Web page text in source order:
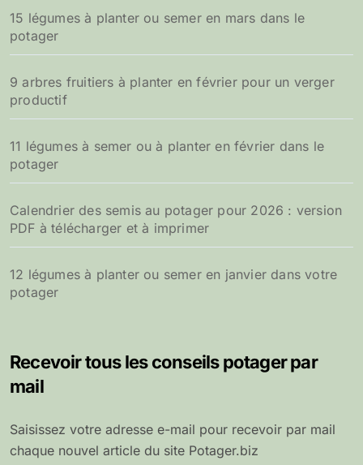
15 légumes à planter ou semer en mars dans le
potager
9 arbres fruitiers à planter en février pour un verger
productif
11 légumes à semer ou à planter en février dans le
potager
Calendrier des semis au potager pour 2026 : version
PDF à télécharger et à imprimer
12 légumes à planter ou semer en janvier dans votre
potager
Recevoir tous les conseils potager par
mail
Saisissez votre adresse e-mail pour recevoir par mail
chaque nouvel article du site Potager.biz